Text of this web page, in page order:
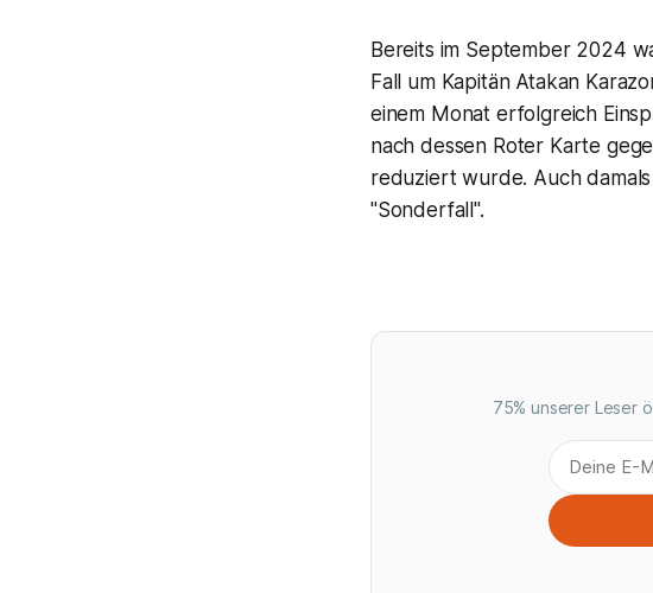
Bereits im September 2024
Fall um Kapitän Atakan
einem Monat erfolgreich
nach dessen Roter Karte
reduziert wurde. Auch
"Sonderfall".
75% unserer Leser